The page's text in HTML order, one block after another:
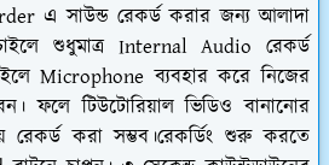
এ সাউন্ড রেকর্ড করার জন্য আলাদা
শুধুমাত্র Internal Audio রেকর্ড
Microphone ব্যবহার করে নিজের
ফলে টিউটোরিয়াল ভিডিও বানানোর
রেকর্ড করা সম্ভব।রেকর্ডিং শুরু করতে